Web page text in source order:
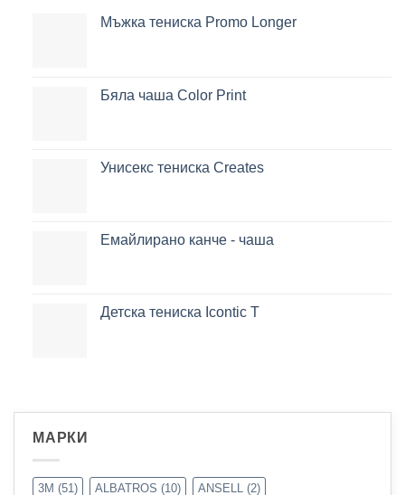
Мъжка тениска Promo Longer
Бяла чаша Color Print
Унисекс тениска Creates
Емайлирано канче - чаша
Детска тениска Icontic T
МАРКИ
3M (51) ALBATROS (10) ANSELL (2)